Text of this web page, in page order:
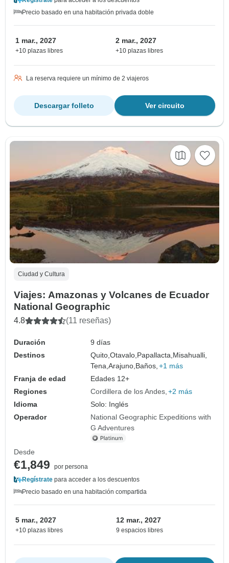
Precio basado en una habitación privada doble
1 mar., 2027
+10 plazas libres
2 mar., 2027
+10 plazas libres
La reserva requiere un mínimo de 2 viajeros
Ver circuito
Descargar folleto
Ciudad y Cultura
Viajes: Amazonas y Volcanes de Ecuador
National Geographic
4.8 (11 reseñas)
Duración
9 días
Destinos
Quito,Otavalo, Papallacta, Misahualli,
Tena,Arajuno, Baños, +1 más
Franja de edad
Edades 12+
Regiones
Cordillera de los Andes +2 más
Idioma
Solo: Inglés
Operador
National Geographic Expeditions with
G Adventures
Desde
€1,849
por persona
Regístrate para acceder a los descuentos
Precio basado en una habitación compartida
5 mar., 2027
+10 plazas libres
12 mar., 2027
9 espacios libres